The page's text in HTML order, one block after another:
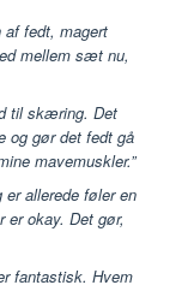
af fedt, magert
mellem sæt nu,
til skæring. Det
og gør det fedt gå
mavemuskler.”
allerede føler en
er okay. Det gør,
fantastisk. Hvem